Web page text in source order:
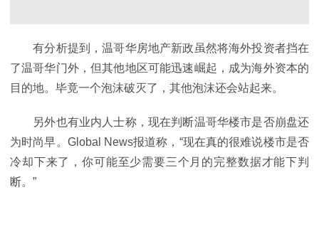
有分析提到，温哥华房地产新政虽然将海外投资者挡在
了温哥华门外，但其他地区可能迅速崛起，成为海外资本的
目的地。毕竟一个泡沫破灭了，其他泡沫还会站起来。
另外也有业内人士称，现在判断温哥华楼市是否崩盘还
为时尚早。Global News报道称，“现在真的很难说楼市是否
冷却下来了，你可能至少需要三个月的完整数据才能下判
断。”